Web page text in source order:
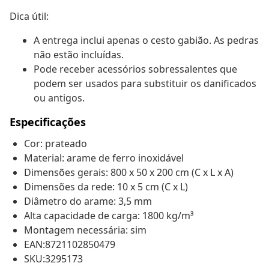
Dica útil:
A entrega inclui apenas o cesto gabião. As pedras
não estão incluídas.
Pode receber acessórios sobressalentes que
podem ser usados para substituir os danificados
ou antigos.
Especificações
Cor: prateado
Material: arame de ferro inoxidável
Dimensões gerais: 800 x 50 x 200 cm (C x L x A)
Dimensões da rede: 10 x 5 cm (C x L)
Diâmetro do arame: 3,5 mm
Alta capacidade de carga: 1800 kg/m³
Montagem necessária: sim
EAN:8721102850479
SKU:3295173